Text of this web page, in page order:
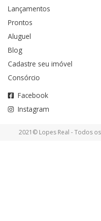
Lançamentos
Prontos
Aluguel
Blog
Cadastre seu imóvel
Consórcio
Facebook
Instagram
2021© Lopes Real - Todos